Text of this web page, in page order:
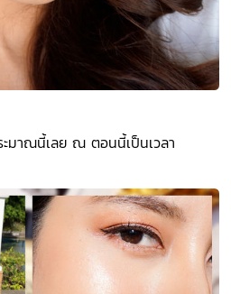
มาณนี้เลย ณ ตอนนี้เป็นเวลา